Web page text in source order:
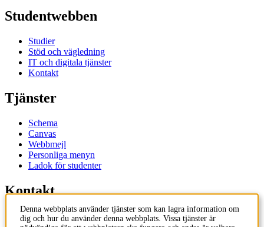
Studentwebben
Studier
Stöd och vägledning
IT och digitala tjänster
Kontakt
Tjänster
Schema
Canvas
Webbmejl
Personliga menyn
Ladok för studenter
Kontakt
Kontakta utbildningsprogram
Denna webbplats använder tjänster som kan lagra information om
dig och hur du använder denna webbplats. Vissa tjänster är